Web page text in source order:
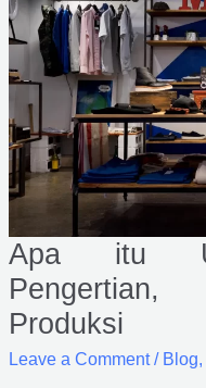
Apa itu
Pengertian,
Produksi
Leave a Comment / Blog,